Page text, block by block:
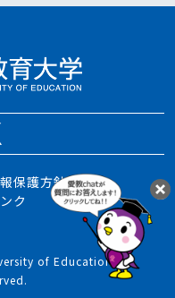
保護方針
ク
of Education.